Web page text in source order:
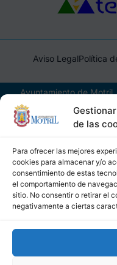
de las
Para ofrecer las mejores
cookies para almacenar y/o
consentimiento de estas
el comportamiento de
sitio. No consentir o retirar el
negativamente a ciertas
Aviso LegalPolítica
Ayuntamiento de
(Granada), CIF: